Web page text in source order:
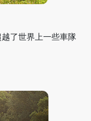
了世界上一些車隊